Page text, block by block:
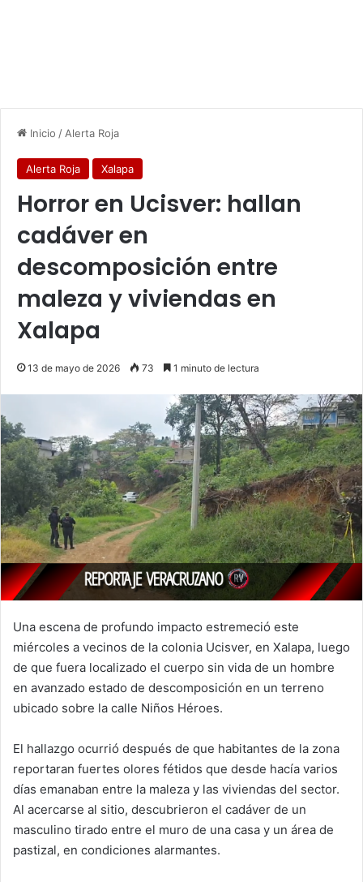
Inicio / Alerta Roja
Alerta Roja Xalapa
Horror en Ucisver: hallan
cadáver en
descomposición entre
maleza y viviendas en
Xalapa
13 de mayo de 2026 73 1 minuto de lectura
Una escena de profundo impacto estremeció este
miércoles a vecinos de la colonia Ucisver, en Xalapa, luego
de que fuera localizado el cuerpo sin vida de un hombre
en avanzado estado de descomposición en un terreno
ubicado sobre la calle Niños Héroes.
El hallazgo ocurrió después de que habitantes de la zona
reportaran fuertes olores fétidos que desde hacía varios
días emanaban entre la maleza y las viviendas del sector.
Al acercarse al sitio, descubrieron el cadáver de un
masculino tirado entre el muro de una casa y un área de
pastizal, en condiciones alarmantes.